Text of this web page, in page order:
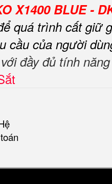
X1400 BLUE -
quá trình cất giữ
cầu của người
với đầy đủ tính